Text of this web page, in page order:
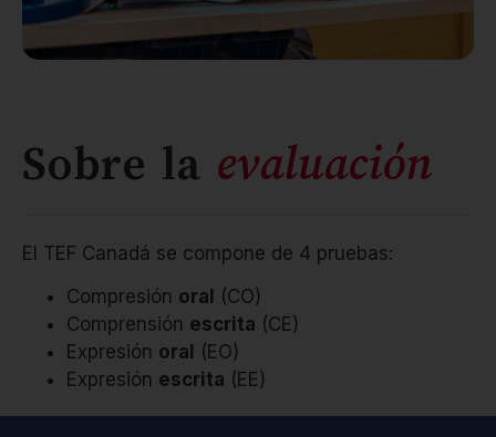
Sobre la evaluación
El TEF Canadá se compone de 4 pruebas:
Compresión oral
(CO)
Comprensión escrita (CE)
Expresión oral
(EO)
Expresión escrita (EE)